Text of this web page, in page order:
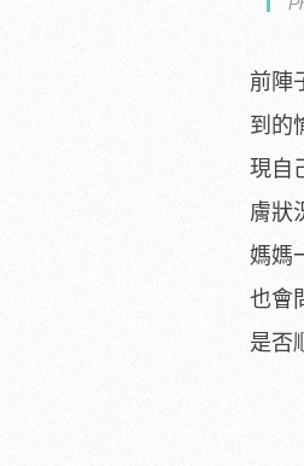
前陣
到的
現自
膚狀
媽媽
也會
是否